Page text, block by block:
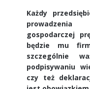
Każdy
gospodarczej
będzie mu
szczególnie
podpisywaniu
czy też